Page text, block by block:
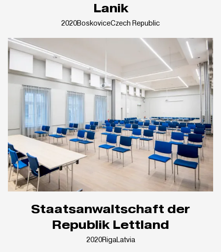
Lanik
2020BoskoviceCzech Republic
Staatsanwaltschaft der
Republik Lettland
2020RigaLatvia